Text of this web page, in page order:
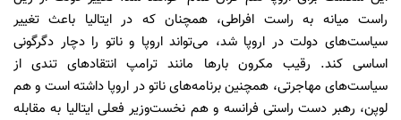
راست میانه به راست افراطی، همچنان که در ایتالیا باعث تغییر
سیاست‌های دولت در اروپا شد، می‌تواند اروپا و ناتو را دچار دگرگونی
اساسی کند. رقیب مکرون بارها مانند ترامپ انتقادهای تندی از
سیاست‌های مهاجرتی، همچنین برنامه‌های ناتو در اروپا داشته است و هم
لوپن، رهبر دست راستی فرانسه و هم نخست‌وزیر فعلی ایتالیا به مقابله